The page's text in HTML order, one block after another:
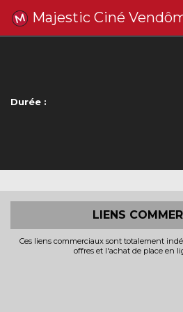
Majestic Ciné
Durée :
LIENS
Ces liens commerciaux sont totalement
offres et l'achat de place en